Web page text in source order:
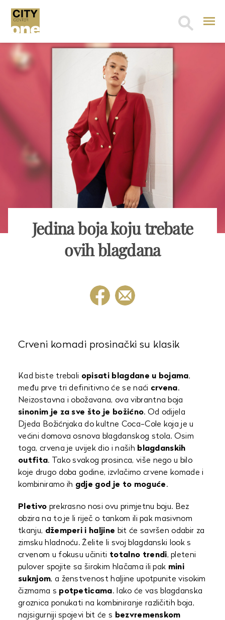
Search
Jedina boja koju trebate
ovih blagdana
Crveni komadi prosinački su klasik
Kad biste trebali opisati blagdane u bojama,
među prve tri definitivno će se naći crvena.
Neizostavna i obožavana, ova vibrantna boja
sinonim je za sve što je božićno. Od odijela
Djeda Božićnjaka do kultne Coca-Cole koja je u
većini domova osnova blagdanskog stola. Osim
toga, crvena je uvijek dio i naših blagdanskih
outfita. Tako svakog prosinca, više nego u bilo
koje drugo doba godine, izvlačimo crvene komade i
kombiniramo ih gdje god je to moguće.
Pletivo prekrasno nosi ovu primjetnu boju. Bez
obzira na to je li riječ o tankom ili pak masivnom
tkanju, džemperi i haljine bit će savršen odabir za
zimsku hladnoću. Želite li svoj blagdanski look s
crvenom u fokusu učiniti totalno trendi, pleteni
pulover spojite sa širokim hlačama ili pak mini
suknjom, a ženstvenost haljine upotpunite visokim
čizmama s potpeticama. Iako će vas blagdanska
groznica ponukati na kombiniranje različitih boja,
najsigurniji spojevi bit će s bezvremenskom